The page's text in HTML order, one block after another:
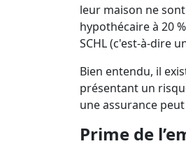
leur maison ne
hypothécaire à 20
SCHL (c'est-à-dire
Bien entendu, il
présentant un
une assurance
Prime de